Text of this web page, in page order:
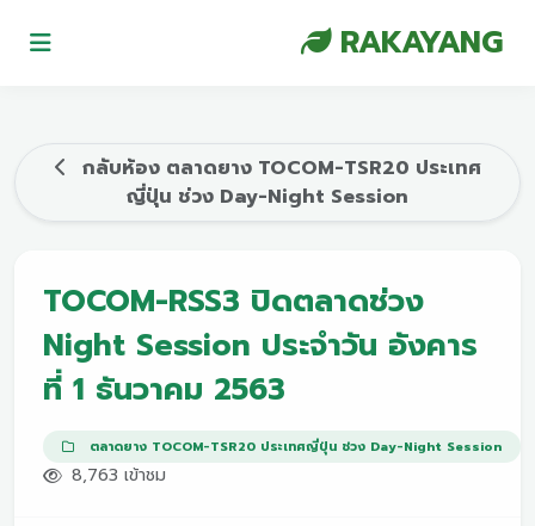
RAKAYANG
กลับห้อง ตลาดยาง TOCOM-TSR20 ประเทศ
ญี่ปุ่น ช่วง Day-Night Session
TOCOM-RSS3 ปิดตลาดช่วง
Night Session ประจำวัน อังคาร
ที่ 1 ธันวาคม 2563
ตลาดยาง TOCOM-TSR20 ประเทศญี่ปุ่น ช่วง Day-Night Session
8,763 เข้าชม